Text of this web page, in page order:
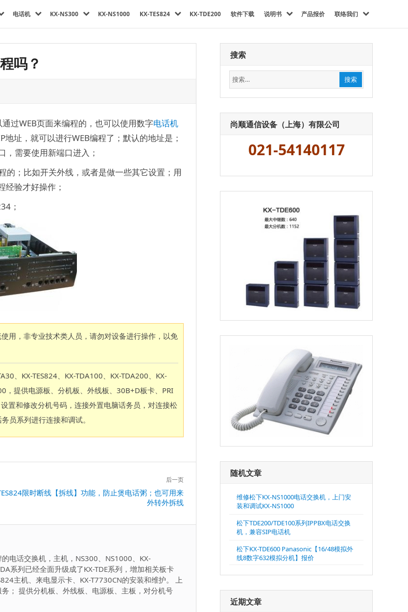
电话机 KX-NS300 KX-NS1000 KX-TES824 KX-TDE200 软件下载 说明书 产品报价 联络我们
吗？
过WEB页面来编程的，也可以使用数字电话机
址，就可以进行WEB编程了；默认的地址是；
需要使用新端口进入；
的；比如开关外线，或者是做一些其它设置；用
经验才好操作；
；
用，非专业技术类人员，请勿对设备进行操作，以免
、KX-TES824、KX-TDA100、KX-TDA200、KX-
，提供电源板、分机板、外线板、30B+D板卡、PRI
置和修改分机号码，连接外置电脑话务员，对连接松
员系列进行连接和调试。
后一页
限时断线【拆线】功能，防止煲电话粥；也可用来
外转外拆线
电话交换机，主机，NS300、NS1000、KX-
系列已经全面升级成了KX-TDE系列，增加相关板卡
主机、来电显示卡、KX-T7730CN的安装和维护。 上
； 提供分机板、外线板、电源板、主板，对分机号
搜索
搜
索：
搜索
尚顺通信设备（上海）有限公司
021-54140117
随机文章
维修松下KX-NS1000电话交换机，上门安
装和调试KX-NS1000
松下TDE200/TDE100系列IPPBX电话交换
机，兼容SIP电话机
松下KX-TDE600 Panasonic【16/48模拟外
线8数字632模拟分机】报价
近期文章